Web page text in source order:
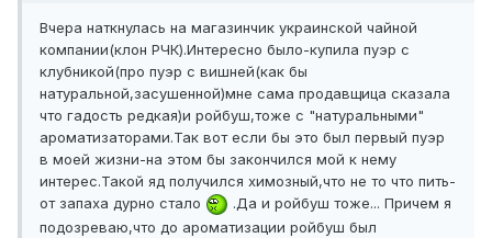
Вчера наткнулась на магазинчик украинской чайной
компании(клон РЧК).Интересно было-купила пуэр с
клубникой(про пуэр с вишней(как бы
натуральной,засушенной)мне сама продавщица сказала
что гадость редкая)и ройбуш,тоже с "натуральными"
ароматизаторами.Так вот если бы это был первый пуэр
в моей жизни-на этом бы закончился мой к нему
интерес.Такой яд получился химозный,что не то что пить-
от запаха дурно стало
.Да и ройбуш тоже... Причем я
подозреваю,что до ароматизации ройбуш был